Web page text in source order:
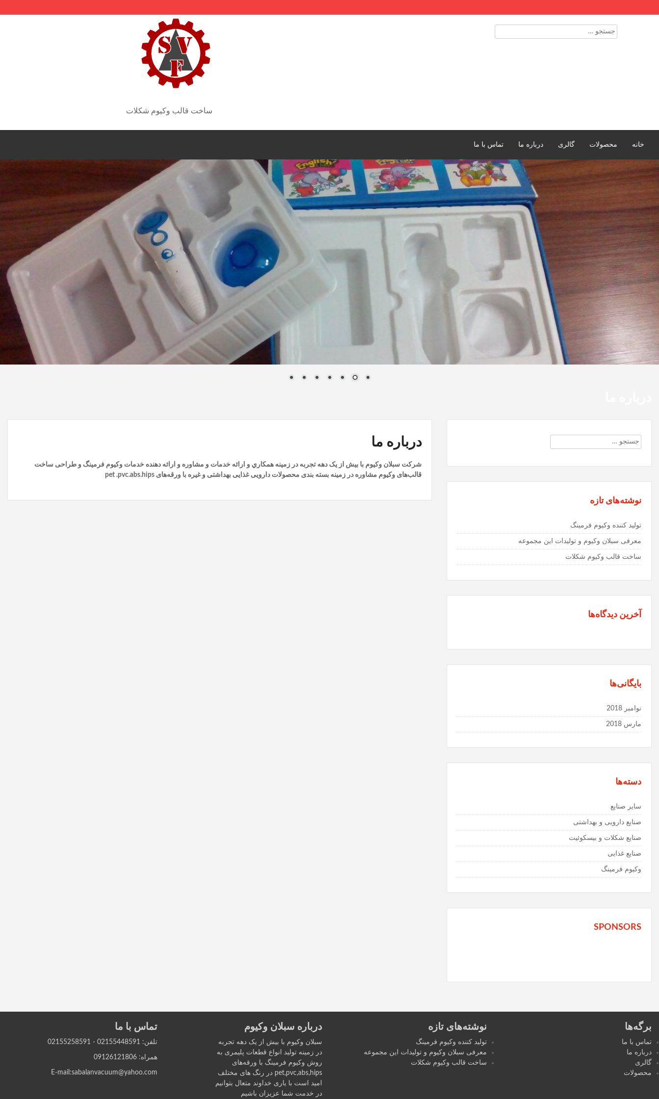
to
ساخت قالب وکیوم شکلات
جستجو
برای:
خانه محصولات گالری درباره ما تماس با ما
درباره ما
شرکت سبلان وکيوم با بيش از يک دهه تجربه در زمينه همكاري و ارائه خدمات و مشاوره و ارائه دهنده خدمات وکیوم فرمينگ و طراحی ساخت
قالب‌های وکیوم مشاوره در زمینه بسته بندی محصولات دارویی غذایی بهداشتی و غیره با ورقه‌های pet .pvc .abs.hips
جستجو
برای:
نوشته‌های تازه
تولید کننده وکیوم فرمینگ
معرفی سبلان وکیوم و تولیدات این مجموعه
ساخت قالب وکیوم شکلات
آخرین دیدگاه‌ها
بایگانی‌ها
نوامبر 2018
مارس 2018
دسته‌ها
سایر صنایع
صنایع دارویی و بهداشتی
صنایع شکلات و بیسکوئیت
صنایع غذایی
وكیوم فرمینگ
SPONSORS
تماس با ما
تلفن: 02155448591 - 02155258591
همراه: 09126121806
E-mail:sabalanvacuum@yahoo.com
درباره سبلان وکیوم
سبلان وکیوم با بیش از یک دهه تجربه
در زمینه تولید انواع قطعات پلیمری به
روش وکیوم فرمينگ با ورقه‌های
pet,pvc,abs,hips در رنگ های مختلف
اميد است با یاری خداوند متعال بتوانيم
در خدمت شما عزیزان باشیم
نوشته‌های تازه
تولید کننده وکیوم فرمینگ
معرفی سبلان وکیوم و تولیدات این مجموعه
ساخت قالب وکیوم شکلات
برگه‌ها
تماس با ما
درباره ما
گالری
محصولات